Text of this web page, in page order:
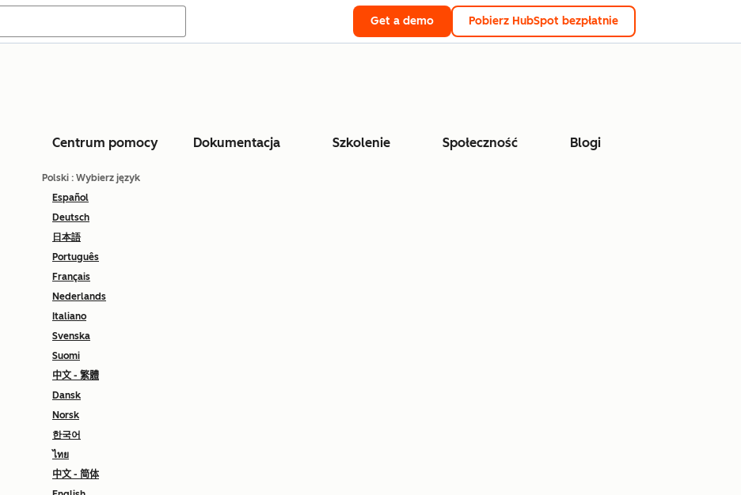
Get a demo Pobierz HubSpot bezpłatnie
Centrum pomocy Dokumentacja Szkolenie Społeczność Blogi
Polski : Wybierz język
Español
Deutsch
日本語
Português
Français
Nederlands
Italiano
Svenska
Suomi
中文 - 繁體
Dansk
Norsk
한국어
ไทย
中文 - 简体